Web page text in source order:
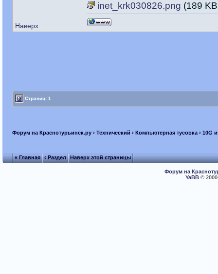
Наверх
inet_krk030826.png (189
Страниц: 1
Форум на Краснотурьинск.ру› Технический › Компьютерная тусовка› 10G
« Главная ‹ Раздел Наверх этой страницы
Форум на
YaBB©